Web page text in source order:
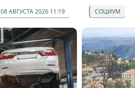
08 АВГУСТА 2026 11:19 СОЦИУМ